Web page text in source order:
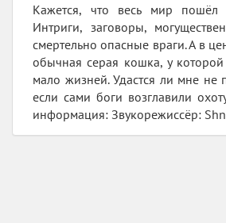
Кажется, что весь мир
Интриги, заговоры,
смертельно опасные враги. А в
обычная серая кошка, у
мало жизней. Удастся ли мне не
если сами боги возглавили
информация: Звукорежиссёр: